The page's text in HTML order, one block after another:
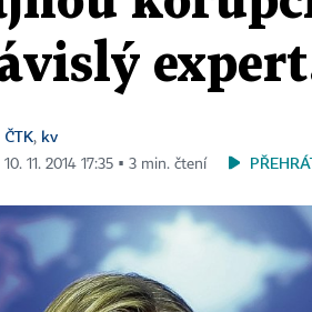
ČTK, kv
10. 11. 2014 17:35 ▪ 3 min. čtení